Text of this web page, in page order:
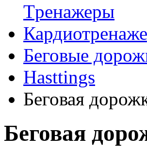
Tренажеры
Беговые
Hasttings
Беговая
Беговая